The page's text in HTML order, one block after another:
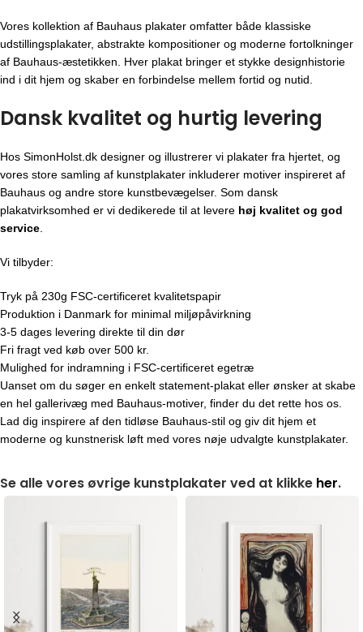
Vores kollektion af Bauhaus plakater omfatter både klassiske
udstillingsplakater, abstrakte kompositioner og moderne fortolkninger
af Bauhaus-æstetikken. Hver plakat bringer et stykke designhistorie
ind i dit hjem og skaber en forbindelse mellem fortid og nutid.
Dansk kvalitet og hurtig levering
Hos SimonHolst.dk designer og illustrerer vi plakater fra hjertet, og
vores store samling af kunstplakater inkluderer motiver inspireret af
Bauhaus og andre store kunstbevægelser. Som dansk
plakatvirksomhed er vi dedikerede til at levere høj kvalitet og god
service
Vi tilbyder:
Tryk på 230g FSC-certificeret kvalitetspapir
Produktion i Danmark for minimal miljøpåvirkning
3-5 dages levering direkte til din dør
Fri fragt ved køb over 500 kr.
Mulighed for indramning i FSC-certificeret egetræ
Uanset om du søger en enkelt statement-plakat eller ønsker at skabe
en hel gallerivæg med Bauhaus-motiver, finder du det rette hos os.
Lad dig inspirere af den tidløse Bauhaus-stil og giv dit hjem et
moderne og kunstnerisk løft med vores nøje udvalgte kunstplakater.
Se alle vores øvrige kunstplakater ved at klikke her.